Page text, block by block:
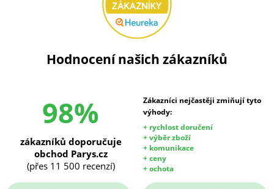
Hodnocení našich zákazníků
98%
Zákazníci nejčastěji zmiňují tyto
výhody:
+ rychlost doručení
+ výběr zboží
+ komunikace
+ ceny
+ ochota
zákazníků doporučuje
obchod Parys.cz
(přes 11 500 recenzí)